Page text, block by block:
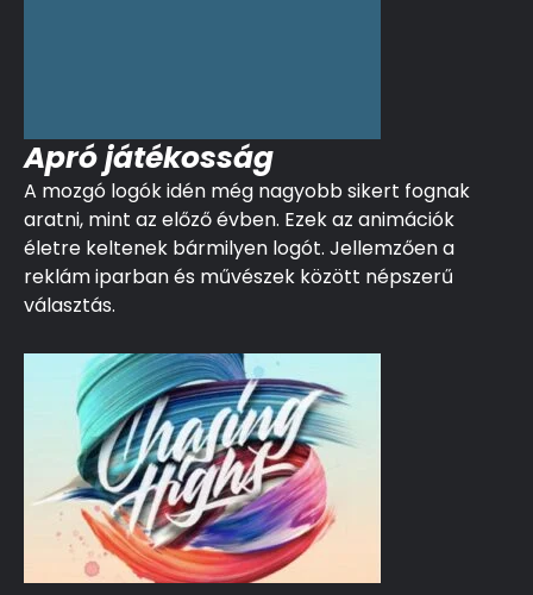
Apró játékosság
A mozgó logók idén még nagyobb sikert fognak
aratni, mint az előző évben. Ezek az animációk
életre keltenek bármilyen logót. Jellemzően a
reklám iparban és művészek között népszerű
választás.